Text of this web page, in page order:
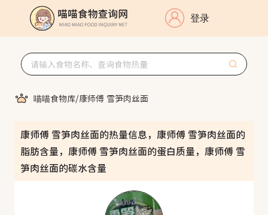
登录
喵喵食物库/康师傅 雪笋肉丝面
康师傅 雪笋肉丝面的热量信息，康师傅 雪笋肉丝面的
脂肪含量，康师傅 雪笋肉丝面的蛋白质量，康师傅 雪
笋肉丝面的碳水含量